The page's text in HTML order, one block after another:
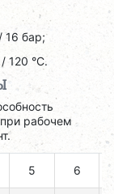
16 бар;
120 °C.
рабочем
5 6